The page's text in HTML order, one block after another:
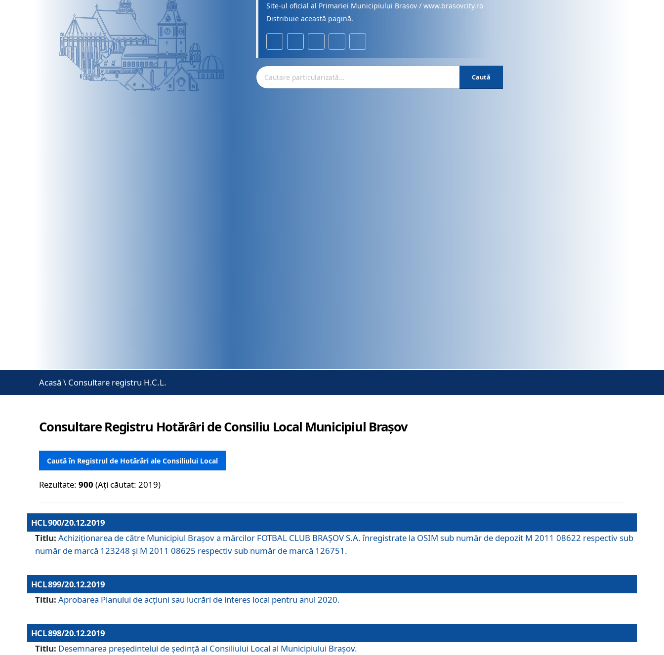
Site-ul oficial al Primariei Municipiului Brasov / www.brasovcity.ro
Distribuie această pagină.
Caută
Acasă \ Consultare registru H.C.L.
Consultare Registru Hotărâri de Consiliu Local Municipiul Brașov
Caută în Registrul de Hotărâri ale Consiliului Local
Rezultate:900 (Ați căutat: 2019)
HCL 900/20.12.2019
Titlu: Achiziționarea de către Municipiul Brașov a mărcilor FOTBAL CLUB BRAȘOV S.A. înregistrate la OSIM sub număr de depozit M 2011 08622 respectiv sub
număr de marcă 123248 și M 2011 08625 respectiv sub număr de marcă 126751.
HCL 899/20.12.2019
Titlu: Aprobarea Planului de acţiuni sau lucrări de interes local pentru anul 2020.
HCL 898/20.12.2019
Titlu: Desemnarea preşedintelui de şedinţă al Consiliului Local al Municipiului Braşov.